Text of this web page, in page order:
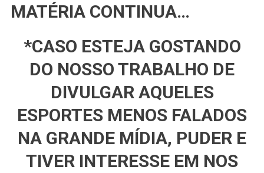
MATÉRIA CONTINUA…
*CASO ESTEJA GOSTANDO
DO NOSSO TRABALHO DE
DIVULGAR AQUELES
ESPORTES MENOS FALADOS
NA GRANDE MÍDIA, PUDER E
TIVER INTERESSE EM NOS